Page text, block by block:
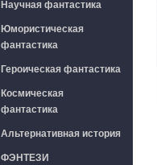
Научная фантастика
Юмористическая
фантастика
Героическая фантастика
Космическая
фантастика
Альтернативная история
ФЭНТЕЗИ